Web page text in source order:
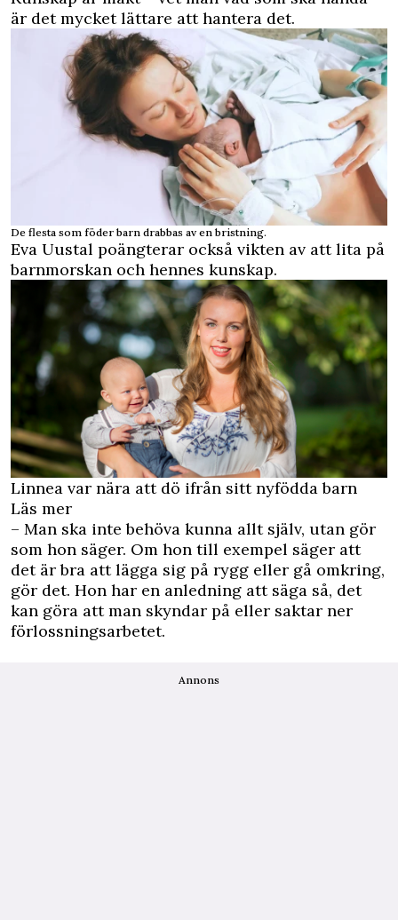
är det mycket lättare att hantera det.
De flesta som föder barn drabbas av en bristning.
Eva Uustal poängterar också vikten av att lita på
barnmorskan och hennes kunskap.
Linnea var nära att dö ifrån sitt nyfödda barn
Läs mer
– Man ska inte behöva kunna allt själv, utan gör
som hon säger. Om hon till exempel säger att
det är bra att lägga sig på rygg eller gå omkring,
gör det. Hon har en anledning att säga så, det
kan göra att man skyndar på eller saktar ner
förlossningsarbetet.
Annons